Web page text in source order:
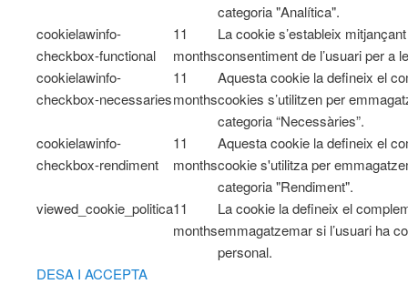
categoria "Analítica".
cookielawinfo-
checkbox-functional
11
months
La cookie s’estableix
consentiment de l’usuari per a
cookielawinfo-
checkbox-necessaries
11
months
Aquesta cookie la defineix el
cookies s’utilitzen per
categoria “Necessàries”.
cookielawinfo-
checkbox-rendiment
11
months
Aquesta cookie la defineix el
cookie s'utilitza per
categoria "Rendiment".
viewed_cookie_politica11
months
La cookie la defineix el
emmagatzemar si l’usuari ha
personal.
DESA I ACCEPTA